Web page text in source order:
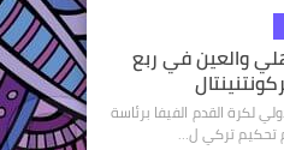
والعين في ربع
لكرة القدم الفيفا برئاسة
تحكيم تركي ل…